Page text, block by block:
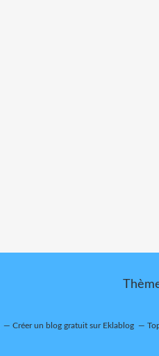
Créer un blog gratuit sur Eklablog